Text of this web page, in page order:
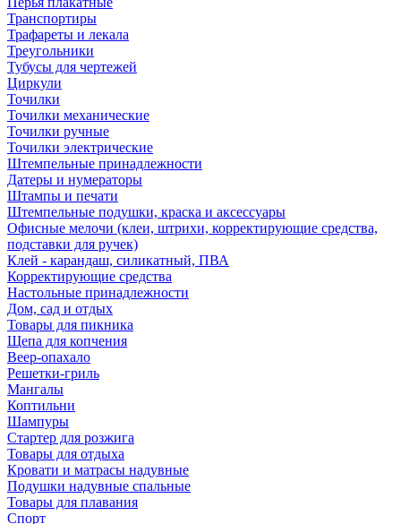
Транспортиры
Трафареты и лекала
Треугольники
Тубусы для чертежей
Циркули
Точилки
Точилки механические
Точилки ручные
Точилки электрические
Штемпельные принадлежности
Датеры и нумераторы
Штампы и печати
Штемпельные подушки, краска и аксессуары
Офисные мелочи (клеи, штрихи, корректирующие средства,
подставки для ручек)
Клей - карандаш, силикатный, ПВА
Корректирующие средства
Настольные принадлежности
Дом, сад и отдых
Товары для пикника
Щепа для копчения
Веер-опахало
Решетки-гриль
Мангалы
Коптильни
Шампуры
Стартер для розжига
Товары для отдыха
Кровати и матрасы надувные
Подушки надувные спальные
Товары для плавания
Спорт